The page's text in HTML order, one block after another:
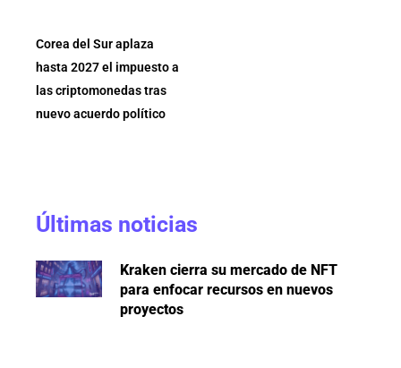
Corea del Sur aplaza
hasta 2027 el impuesto a
las criptomonedas tras
nuevo acuerdo político
Últimas noticias
Kraken cierra su mercado de NFT
para enfocar recursos en nuevos
proyectos